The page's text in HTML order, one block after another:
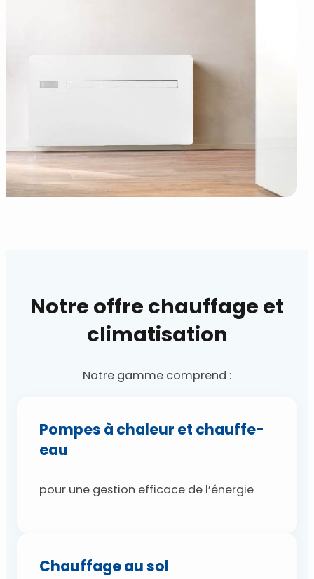
Notre offre chauffage et
climatisation
Notre gamme comprend :
Pompes à chaleur et chauffe-
eau
pour une gestion efficace de l’énergie
Chauffage au sol